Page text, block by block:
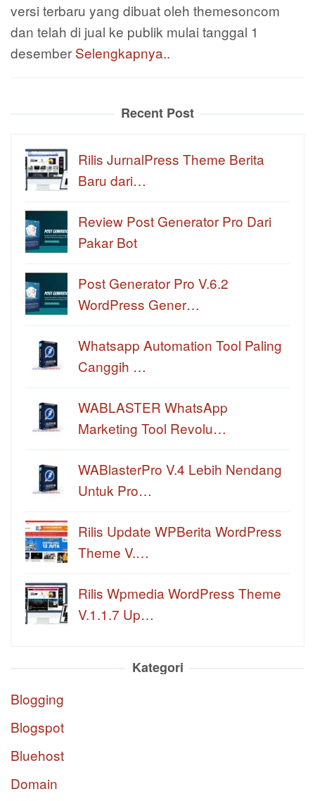
versi terbaru yang dibuat oleh themesoncom
dan telah di jual ke publik mulai tanggal 1
desember Selengkapnya..
Recent Post
Rilis JurnalPress Theme Berita
Baru dari…
Review Post Generator Pro Dari
Pakar Bot
Post Generator Pro V.6.2
WordPress Gener…
Whatsapp Automation Tool Paling
Canggih …
WABLASTER WhatsApp
Marketing Tool Revolu…
WABlasterPro V.4 Lebih Nendang
Untuk Pro…
Rilis Update WPBerita WordPress
Theme V.…
Rilis Wpmedia WordPress Theme
V.1.1.7 Up…
Kategori
Blogging
Blogspot
Bluehost
Domain